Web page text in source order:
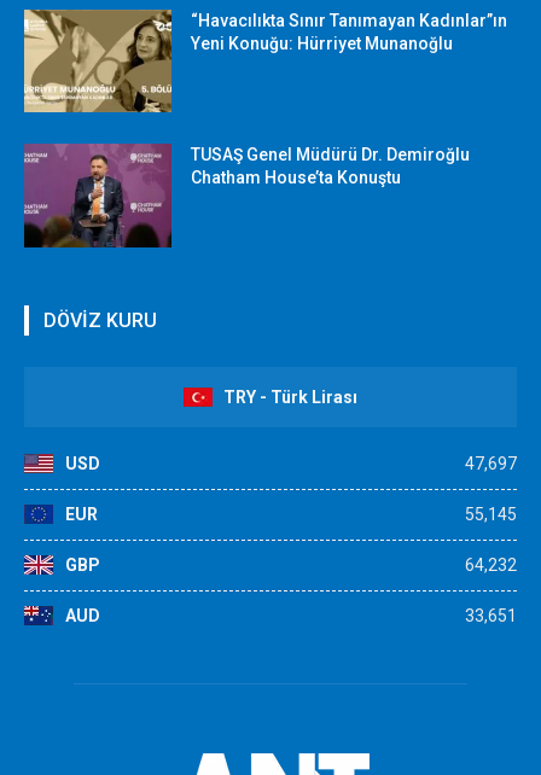
“Havacılıkta Sınır Tanımayan Kadınlar”ın
Yeni Konuğu: Hürriyet Munanoğlu
TUSAŞ Genel Müdürü Dr. Demiroğlu
Chatham House’ta Konuştu
DÖVİZ KURU
TRY - Türk Lirası
USD 47,697
EUR 55,145
GBP 64,232
AUD 33,651